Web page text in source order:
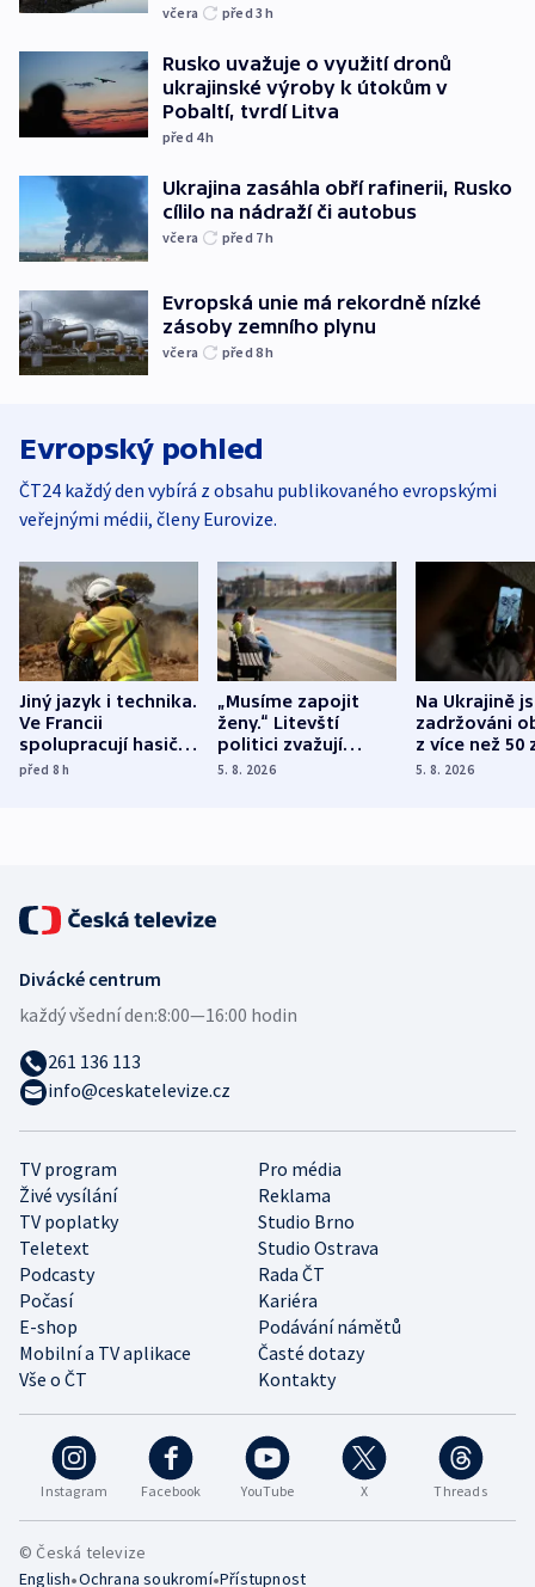
včera před 3h
Rusko uvažuje o využití dronů
ukrajinské výroby k útokům v
Pobaltí, tvrdí Litva
před 4h
Ukrajina zasáhla obří rafinerii, Rusko
cílilo na nádraží či autobus
včera před 7h
Evropská unie má rekordně nízké
zásoby zemního plynu
včera před 8h
Evropský pohled
ČT24 každý den vybírá z obsahu publikovaného evropskými
veřejnými médii, členy Eurovize.
Jiný jazyk i technika.
Ve Francii
spolupracují hasiči z
různých zemí
před 8h
„Musíme zapojit
ženy.“ Litevští
politici zvažují
dohodu o
5. 8. 2026
Na Ukrajině
zadržováni
z více než 50
Bojovali na
5. 8. 2026
Instagram Facebook YouTube X Threads
TV program
Pro média
Živé vysílání
Reklama
TV poplatky
Studio Brno
Teletext
Studio Ostrava
Podcasty
Rada ČT
Počasí
Kariéra
E-shop
Podávání námětů
Mobilní a TV aplikace
Časté dotazy
Vše o ČT
Kontakty
Divácké centrum
každý všední den:8:00—16:00 hodin
261 136 113
info@ceskatelevize.cz
© Česká televize
English•Ochrana soukromí•Přístupnost